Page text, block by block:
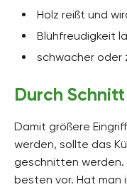
Holz reißt und
Blühfreudigkeit
schwacher oder
Durch
Damit größere
werden, sollte das
geschnitten werden.
besten vor. Hat man